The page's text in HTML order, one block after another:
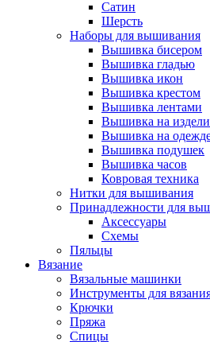
Сатин
Шерсть
Наборы для вышивания
Вышивка бисером
Вышивка гладью
Вышивка икон
Вышивка крестом
Вышивка лентами
Вышивка на
Вышивка на
Вышивка подушек
Вышивка часов
Ковровая техника
Нитки для вышивания
Принадлежности для
Аксессуары
Схемы
Пяльцы
Вязание
Вязальные машинки
Инструменты для
Крючки
Пряжа
Спицы